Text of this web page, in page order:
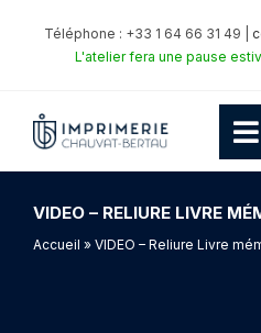
Téléphone : +33 1 64 66 31 49 |
L'atelier fera une pause
VIDEO – RELIURE LIVRE
Accueil » VIDEO – Reliure Livre